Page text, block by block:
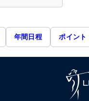
年間日程 ポイント